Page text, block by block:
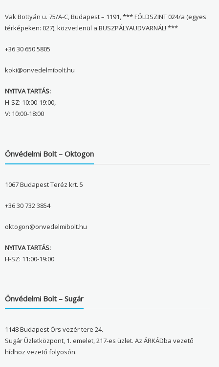
Vak Bottyán u. 75/A-C, Budapest – 1191, *** FÖLDSZINT 024/a (egyes
térképeken: 027), közvetlenül a BUSZPÁLYAUDVARNÁL! ***
+36 30 650 5805
koki@onvedelmibolt.hu
NYITVA TARTÁS:
H-SZ: 10:00-19:00,
V: 10:00-18:00
Önvédelmi Bolt – Oktogon
1067 Budapest Teréz krt. 5
+36 30 732 3854
oktogon@onvedelmibolt.hu
NYITVA TARTÁS:
H-SZ: 11:00-19:00
Önvédelmi Bolt – Sugár
1148 Budapest Örs vezér tere 24.
Sugár Üzletközpont, 1. emelet, 217-es üzlet. Az ÁRKÁDba vezető
hídhoz vezető folyosón.